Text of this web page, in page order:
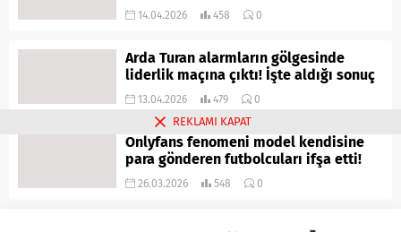
14.04.2026 458 0
Arda Turan alarmların gölgesinde
liderlik maçına çıktı! İşte aldığı sonuç
13.04.2026 479 0
Onlyfans fenomeni model kendisine
para gönderen futbolcuları ifşa etti!
26.03.2026 548 0
REKLAMI KAPAT